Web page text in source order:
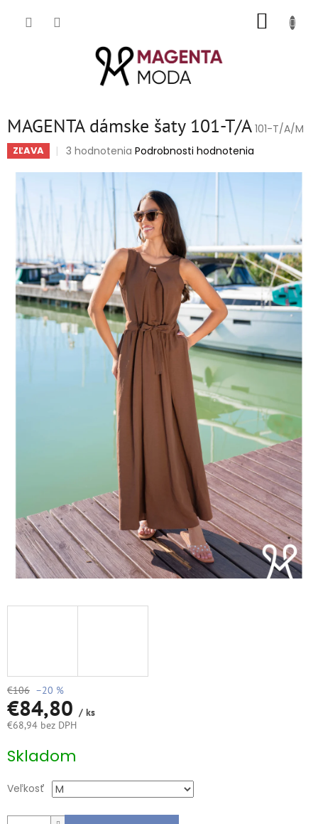
MAGENTA dámske šaty 101-T/A 101-T/A/M
ZĽAVA
Priemerné
produktu
hviezdičiek.
3 hodnotenia Podrobnosti hodnotenia
€106 –20 %
€84,80 / ks
€68,94 bez DPH
cena:
Skladom
Veľkosť